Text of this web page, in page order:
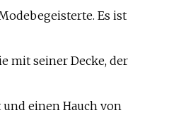
Es ist
mit seiner Decke, der
einen Hauch von